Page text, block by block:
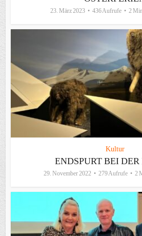
23. März 2023 436 Aufrufe 2
Kultur
ENDSPURT BEI
29. November 2022 279 Aufrufe 2